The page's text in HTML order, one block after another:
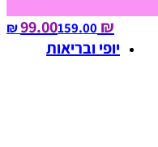
₪ 99.00
159.00‏ ₪
יופי ובריאות